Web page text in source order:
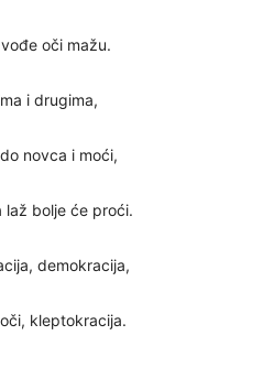
oči mažu.
i drugima,
novca i moći,
laž bolje će proći.
demokracija,
kleptokracija.